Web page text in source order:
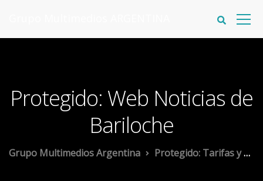
Protegido: Web Noticias de
Bariloche
Grupo Multimedios Argentina Protegido: Tarifas y Planes